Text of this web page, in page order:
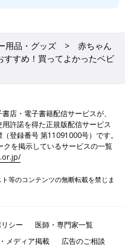
用品・グッズ
赤ちゃん
すめ！買ってよかったベビ
店・電子書籍配信サービスが、
許諾を得た正規版配信サービス
登録番号 第11091000号）です。
クを掲示しているサービスの一覧
等のコンテンツの無断転載を禁じま
シー
医師・専門家一覧
メディア掲載 広告のご相談